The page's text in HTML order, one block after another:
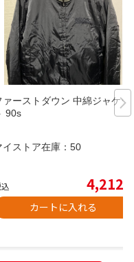
ァーストダウン 中綿ジャケッ
90s
イストア在庫： 50
4,212
カートに入れる